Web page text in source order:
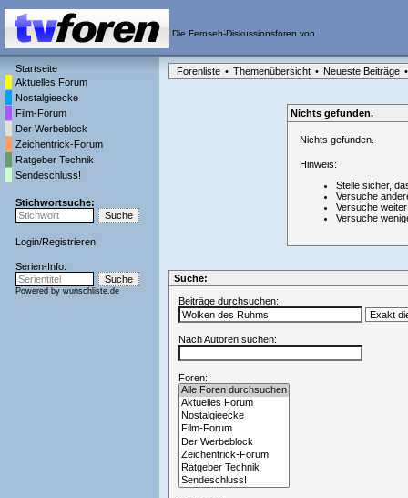
Die Fernseh-Diskussionsforen von
Startseite
Aktuelles Forum
Nostalgieecke
Film-Forum
Der Werbeblock
Zeichentrick-Forum
Ratgeber Technik
Sendeschluss!
Stichwortsuche:
Login/Registrieren
Serien-Info:
Powered by wunschliste.de
Forenliste • Themenübersicht • Neueste Beiträge •
Nichts gefunden.
Nichts gefunden.
Hinweis:
Stelle sicher,
Versuche
Versuche
Versuche
Suche:
Beiträge durchsuchen:
Nach Autoren suchen:
Foren: